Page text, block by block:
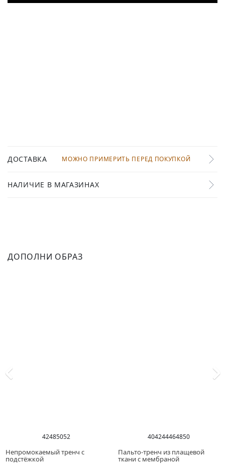
ДОСТАВКА МОЖНО ПРИМЕРИТЬ ПЕРЕД ПОКУПКОЙ
НАЛИЧИЕ В МАГАЗИНАХ
ДОПОЛНИ ОБРАЗ
42485052
Непромокаемый тренч с
подстёжкой
404244464850
Пальто-тренч из плащевой
ткани с мембраной